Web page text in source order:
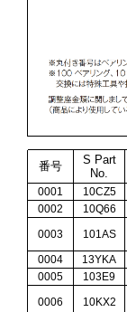
番号
S Part
No.
0001 10CZ5
0002
10Q66
0003
101AS
0004
13YKA
0005
103E9
0006
10KX2